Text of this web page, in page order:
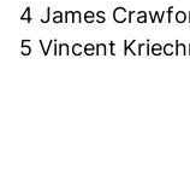
4 James
5 Vincent